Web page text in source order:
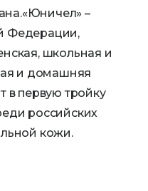
–
Федерации,
школьная и
и домашняя
в первую тройку
российских
кожи.